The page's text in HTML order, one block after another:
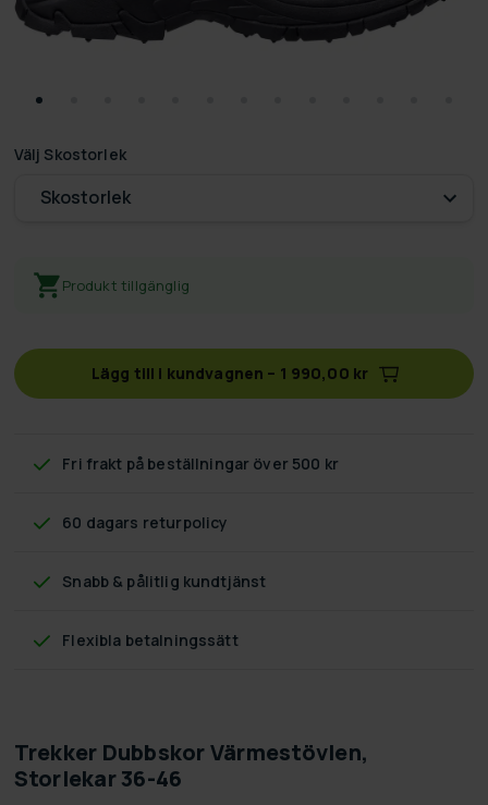
Välj Skostorlek
Skostorlek
Produkt tillgänglig
Lägg till i kundvagnen – 1 990,00 kr
Fri frakt på beställningar över 500 kr
60 dagars returpolicy
Snabb & pålitlig kundtjänst
Flexibla betalningssätt
Trekker Dubbskor Värmestövlen,
Storlekar 36-46